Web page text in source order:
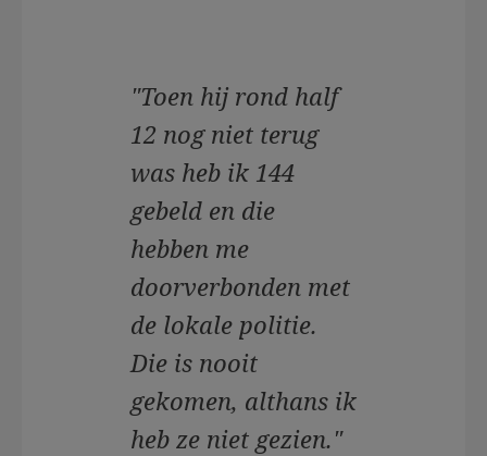
"Toen hij rond half
12 nog niet terug
was heb ik 144
gebeld en die
hebben me
doorverbonden met
de lokale politie.
Die is nooit
gekomen, althans ik
heb ze niet gezien."